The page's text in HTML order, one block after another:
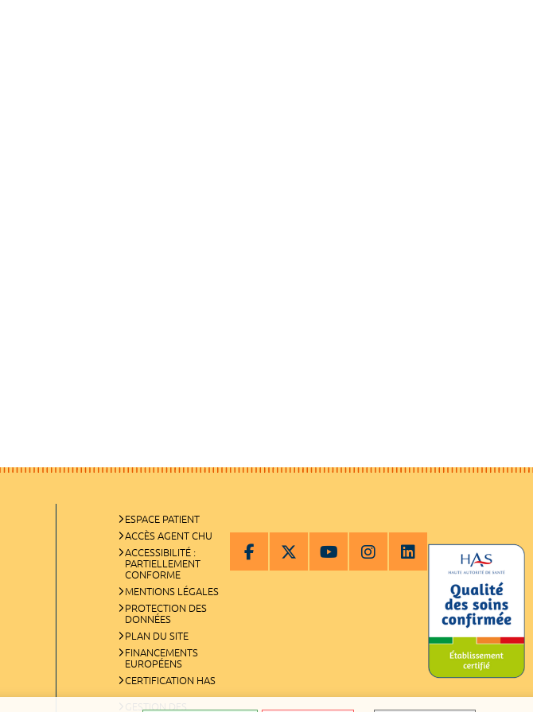
ESPACE PATIENT
ACCÈS AGENT CHU
ACCESSIBILITÉ :
PARTIELLEMENT
CONFORME
MENTIONS LÉGALES
PROTECTION DES
DONNÉES
PLAN DU SITE
FINANCEMENTS
EUROPÉENS
CERTIFICATION HAS
GESTION DES